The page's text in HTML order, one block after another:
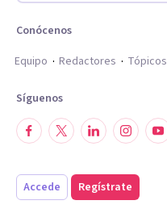
Conócenos
Equipo
Redactores Tópicos
Síguenos
Accede Regístrate